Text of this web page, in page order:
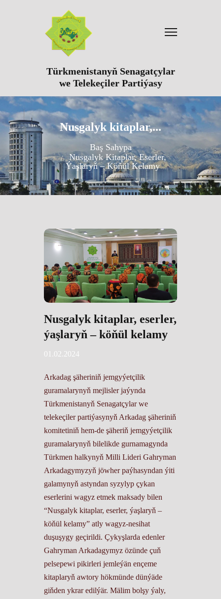
Türkmenistanyň Senagatçylar
we Telekeçiler Partiýasy
Nusgalyk kitaplar,...
Baş Sahypa
Nusgalyk Kitaplar, Eserler,
Ýaşlaryň – Köňül Kelamy
Nusgalyk kitaplar, eserler,
ýaşlaryň – köňül kelamy
01.02.2024
Arkadag şäheriniň jemgyýetçilik
guramalarynyň mejlisler jaýynda
Türkmenistanyň Senagatçylar we
telekeçiler partiýasynyň Arkadag şäheriniň
komitetiniň hem-de şäheriň jemgyýetçilik
guramalarynyň bilelikde gurnamagynda
Türkmen halkynyň Milli Lideri Gahryman
Arkadagymyzyň jöwher paýhasyndan ýiti
galamynyň astyndan syzylyp çykan
eserlerini wagyz etmek maksady bilen
“Nusgalyk kitaplar, eserler, ýaşlaryň –
köňül kelamy” atly wagyz-nesihat
duşuşygy geçirildi. Çykyşlarda edenler
Gahryman Arkadagymyz özünde çuň
pelsepewi pikirleri jemleýän ençeme
kitaplaryň awtory hökmünde dünýäde
giňden ykrar edilýär. Mälim bolşy ýaly,